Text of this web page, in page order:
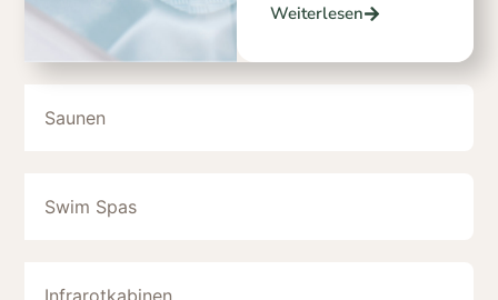
Saunen
Swim Spas
Infrarotkabinen
Weiterlesen